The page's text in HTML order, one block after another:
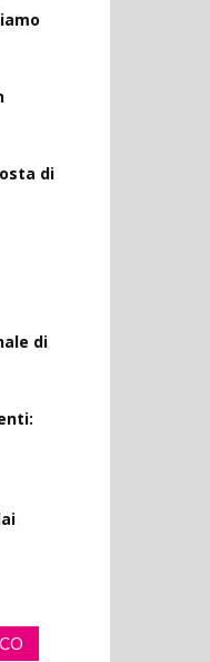
di
di